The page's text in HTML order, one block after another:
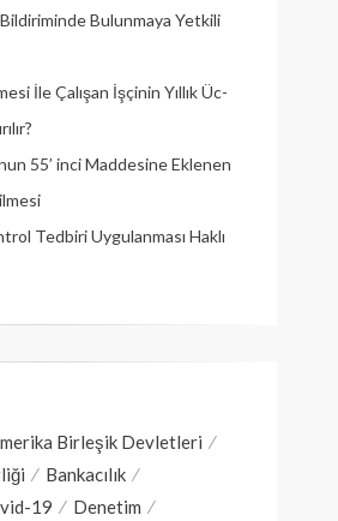
Bulunmaya Yetkili
İle Çalışan İşçinin Yıllık Üc­
55’ inci Maddesine Eklenen
Tedbiri Uygulanması Haklı
Birleşik Devletleri
Bankacılık
19
Denetim